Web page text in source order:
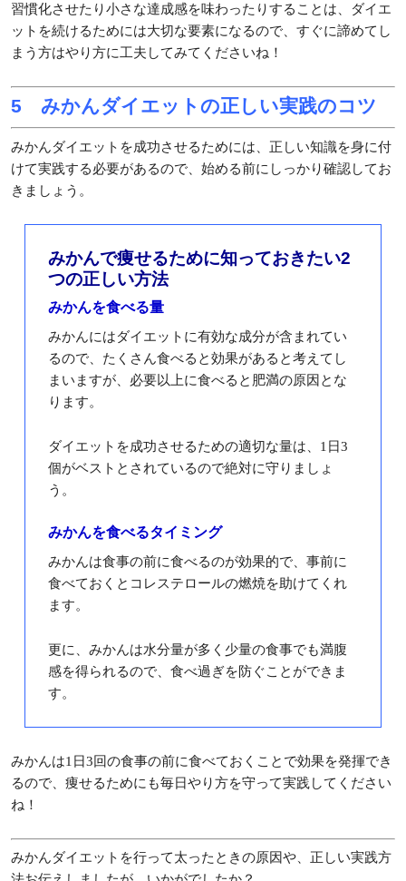
習慣化させたり小さな達成感を味わったりすることは、ダイエ
ットを続けるためには大切な要素になるので、すぐに諦めてし
まう方はやり方に工夫してみてくださいね！
5 みかんダイエットの正しい実践のコツ
みかんダイエットを成功させるためには、正しい知識を身に付
けて実践する必要があるので、始める前にしっかり確認してお
きましょう。
みかんで痩せるために知っておきたい2
つの正しい方法
みかんを食べる量
みかんにはダイエットに有効な成分が含まれてい
るので、たくさん食べると効果があると考えてし
まいますが、必要以上に食べると肥満の原因とな
ります。
ダイエットを成功させるための適切な量は、1日3
個がベストとされているので絶対に守りましょ
う。
みかんを食べるタイミング
みかんは食事の前に食べるのが効果的で、事前に
食べておくとコレステロールの燃焼を助けてくれ
ます。
更に、みかんは水分量が多く少量の食事でも満腹
感を得られるので、食べ過ぎを防ぐことができま
す。
みかんは1日3回の食事の前に食べておくことで効果を発揮でき
るので、痩せるためにも毎日やり方を守って実践してください
ね！
みかんダイエットを行って太ったときの原因や、正しい実践方